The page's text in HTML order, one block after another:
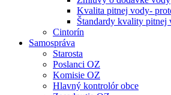
Kvalita pitnej vody-
Štandardy kvality pitnej
Cintorín
Samospráva
Starosta
Poslanci OZ
Komisie OZ
Hlavný kontrolór obce